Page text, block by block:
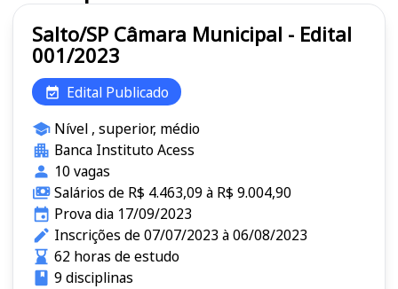
Salto/SP Câmara Municipal - Edital
001/2023
Edital Publicado
Nível , superior, médio
Banca Instituto Acess
10 vagas
Salários de R$ 4.463,09 à R$ 9.004,90
Prova dia 17/09/2023
Inscrições de 07/07/2023 à 06/08/2023
62 horas de estudo
9 disciplinas